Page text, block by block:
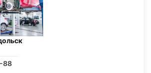
88